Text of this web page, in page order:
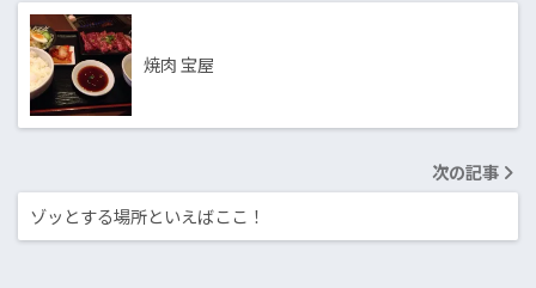
焼肉 宝屋
次の記事
ゾッとする場所といえばここ！